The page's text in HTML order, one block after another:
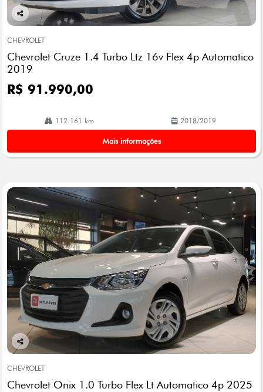
Co
arti
lhe
CHEVROLET
Chevrolet Cruze 1.4 Turbo Ltz 16v Flex 4p Automatico
2019
R$ 91.990,00
112.161 km 2018/2019
Mais informações
Co
arti
lhe
CHEVROLET
Chevrolet Onix 1.0 Turbo Flex Lt Automatico 4p 2025